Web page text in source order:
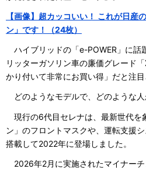
【画像】超カッコいい！ これが日産
ン」です！（24枚）
ハイブリッドの「e-POWER」に話
リッターガソリン車の廉価グレード
かり付いて非常にお買い得」だと注目
どのようなモデルで、どのような人
現行の6代目セレナは、最新世代を
ン」のフロントマスクや、運転支援
搭載して2022年に登場しました。
2026年2月に実施されたマイナーチ